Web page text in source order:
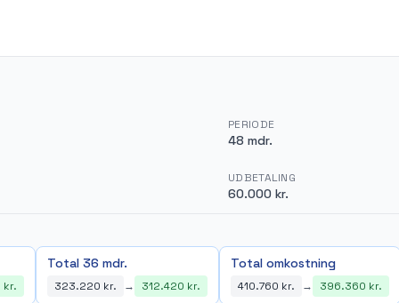
PERIODE
48 mdr.
UDBETALING
60.000 kr.
kr.
Total 36 mdr.
323.220 kr. → 312.420 kr.
Total omkostning
410.760 kr. → 396.360 kr.